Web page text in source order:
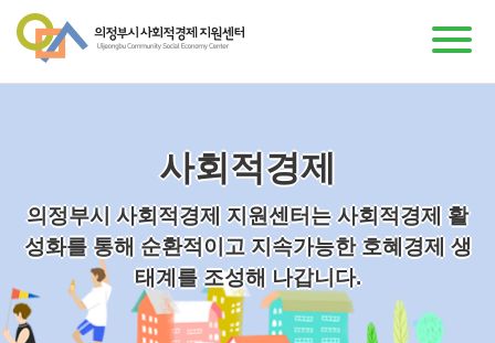
사회적경제
의정부시 사회적경제 지원센터는 사회적경제 활
성화를 통해 순환적이고 지속가능한 호혜경제 생
태계를 조성해 나갑니다.